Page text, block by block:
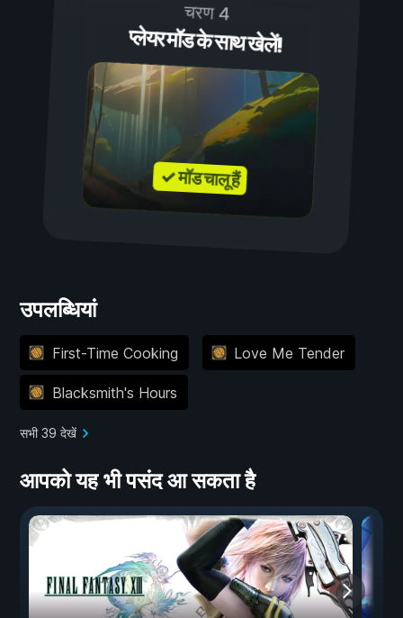
चरण 4
प्लेयर मॉड के साथ खेलें!
✓ मॉड चालू हैं
उपलब्धियां
First-Time Cooking Love Me Tender
Blacksmith's Hours
सभी 39 देखें
आपको यह भी पसंद आ सकता है